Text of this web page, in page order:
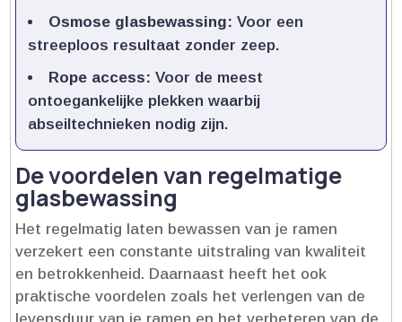
Osmose glasbewassing: Voor een
streeploos resultaat zonder zeep.​
Rope access: Voor de meest
ontoegankelijke plekken waarbij
abseiltechnieken nodig zijn.​
De voordelen van regelmatige
glasbewassing
Het regelmatig laten bewassen van je ramen
verzekert een constante uitstraling van kwaliteit
en betrokkenheid.​ Daarnaast heeft het ook
praktische voordelen zoals het verlengen van de